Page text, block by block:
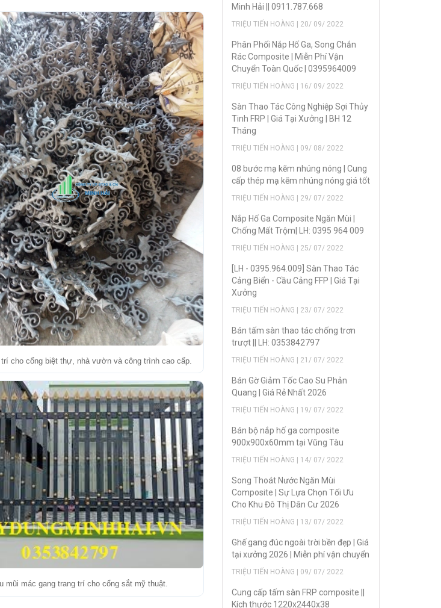
trí cho cổng biệt thự, nhà vườn và công trình cao cấp.
mũi mác gang trang trí cho cổng sắt mỹ thuật.
Minh Hải || 0911.787.668
TRIỆU TIẾN HOÀNG | 20/ 09/ 2022
Phân Phối Nắp Hố Ga, Song Chắn
Rác Composite | Miễn Phí Vận
Chuyển Toàn Quốc | 0395964009
TRIỆU TIẾN HOÀNG | 16/ 09/ 2022
Sàn Thao Tác Công Nghiệp Sợi Thủy
Tinh FRP | Giá Tại Xưởng | BH 12
Tháng
TRIỆU TIẾN HOÀNG | 09/ 08/ 2022
08 bước mạ kẽm nhúng nóng | Cung
cấp thép mạ kẽm nhúng nóng giá tốt
TRIỆU TIẾN HOÀNG | 29/ 07/ 2022
Nắp Hố Ga Composite Ngăn Mùi |
Chống Mất Trộm| LH: 0395 964 009
TRIỆU TIẾN HOÀNG | 25/ 07/ 2022
[LH - 0395.964.009] Sàn Thao Tác
Cảng Biển - Cầu Cảng FFP | Giá Tại
Xưởng
TRIỆU TIẾN HOÀNG | 23/ 07/ 2022
Bán tấm sàn thao tác chống trơn
trượt || LH: 0353842797
TRIỆU TIẾN HOÀNG | 21/ 07/ 2022
Bán Gờ Giảm Tốc Cao Su Phản
Quang | Giá Rẻ Nhất 2026
TRIỆU TIẾN HOÀNG | 19/ 07/ 2022
Bán bộ nắp hố ga composite
900x900x60mm tại Vũng Tàu
TRIỆU TIẾN HOÀNG | 14/ 07/ 2022
Song Thoát Nước Ngăn Mùi
Composite | Sự Lựa Chọn Tối Ưu
Cho Khu Đô Thị Dân Cư 2026
TRIỆU TIẾN HOÀNG | 13/ 07/ 2022
Ghế gang đúc ngoài trời bền đẹp | Giá
tại xưởng 2026 | Miễn phí vận chuyển
TRIỆU TIẾN HOÀNG | 09/ 07/ 2022
Cung cấp tấm sàn FRP composite ||
Kích thước 1220x2440x38